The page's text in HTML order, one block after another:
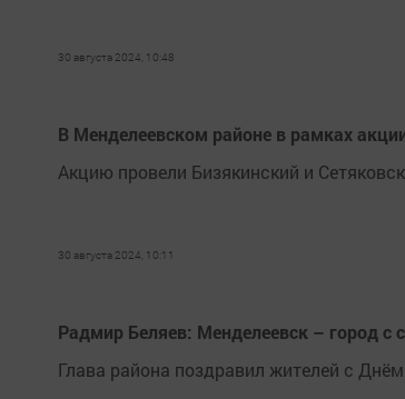
30 августа 2024, 10:48
В Менделеевском районе в рамках
Акцию провели Бизякинский и
30 августа 2024, 10:11
Радмир Беляев: Менделеевск – город
Глава района поздравил жителей с